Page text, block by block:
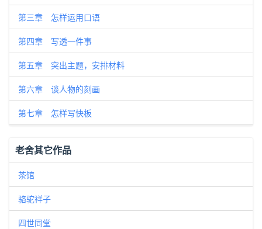
第三章 怎样运用口语
第四章 写透一件事
第五章 突出主题，安排材料
第六章 谈人物的刻画
第七章 怎样写快板
老舍其它作品
茶馆
骆驼祥子
四世同堂